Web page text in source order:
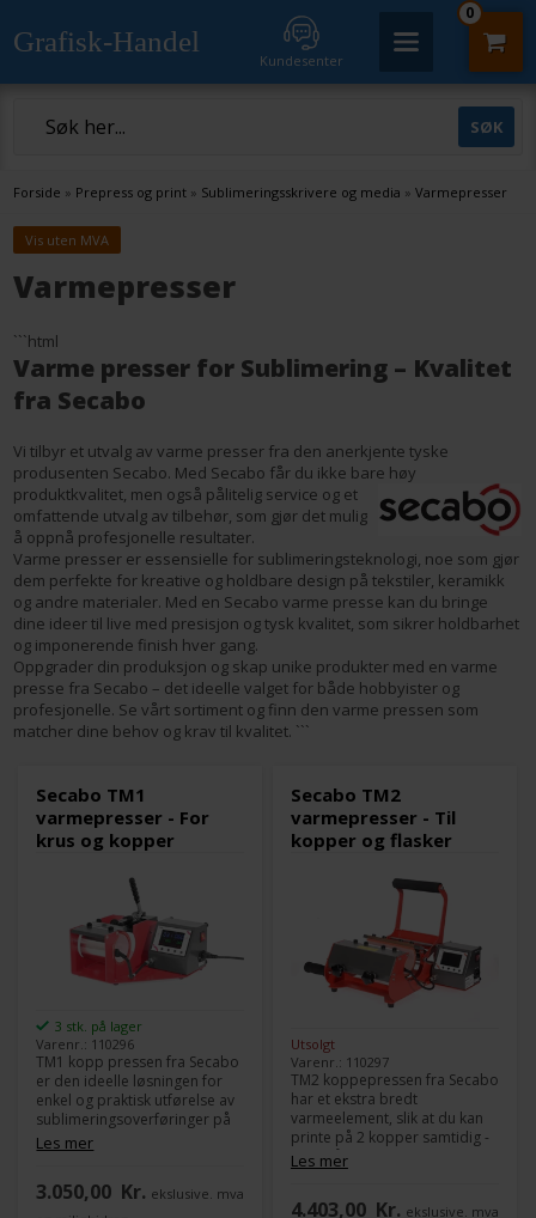
Grafisk-Handel
Kundesenter
0
Forside » Prepress og print » Sublimeringsskrivere og media »Varmepresser
Vis uten MVA
Varmepresser
```html
Varme presser for Sublimering – Kvalitet
fra Secabo
Vi tilbyr et utvalg av varme presser fra den anerkjente tyske
produsenten Secabo. Med Secabo får du ikke bare høy
produktkvalitet, men også pålitelig service og et
omfattende utvalg av tilbehør, som gjør det mulig
å oppnå profesjonelle resultater.
Varme presser er essensielle for sublimeringsteknologi, noe som gjør
dem perfekte for kreative og holdbare design på tekstiler, keramikk
og andre materialer. Med en Secabo varme presse kan du bringe
dine ideer til live med presisjon og tysk kvalitet, som sikrer holdbarhet
og imponerende finish hver gang.
Oppgrader din produksjon og skap unike produkter med en varme
presse fra Secabo – det ideelle valget for både hobbyister og
profesjonelle. Se vårt sortiment og finn den varme pressen som
matcher dine behov og krav til kvalitet. ```
Secabo TM1
varmepresser - For
krus og kopper
3 stk. på lager
Varenr.: 110296
TM1 kopp pressen fra Secabo
er den ideelle løsningen for
enkel og praktisk utførelse av
sublimeringsoverføringer på
keramiske kopper og lignende
gjenstander. Secabo TM1
for nybegynnere og
Les mer
3.050,00 Kr. ekslusive. mva
Secabo TM2
varmepresser - Til
kopper og flasker
Utsolgt
Varenr.: 110297
TM2 koppepressen fra Secabo
har et ekstra bredt
varmeelement, slik at du kan
printe på 2 kopper samtidig -
eller på en stor kopp eller krus
med en høyde på opptil 21
Les mer
4.403,00Kr. ekslusive. mva